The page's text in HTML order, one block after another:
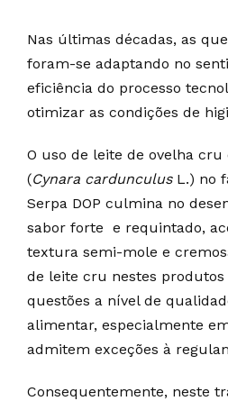
Nas últimas décadas, as
foram-se adaptando no
eficiência do processo
otimizar as condições de
O uso de leite de ovelha cru
(Cynara cardunculusL.) no
Serpa DOP culmina no
sabor forte e requintado,
textura semi-mole e
de leite cru nestes
questões a nível de
alimentar, especialmente
admitem exceções à
Consequentemente, neste